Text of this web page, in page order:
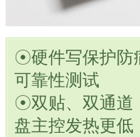
☉硬件写保护防
可靠性测试
☉双贴、双通道
盘主控发热更低